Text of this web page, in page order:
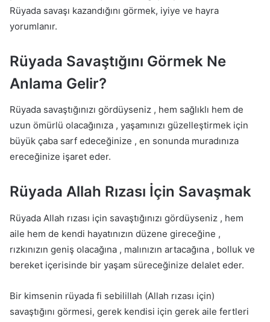
Rüyada savaşı kazandığını görmek, iyiye ve hayra
yorumlanır.
Rüyada Savaştığını Görmek Ne
Anlama Gelir?
Rüyada savaştığınızı gördüyseniz , hem sağlıklı hem de
uzun ömürlü olacağınıza , yaşamınızı güzelleştirmek için
büyük çaba sarf edeceğinize , en sonunda muradınıza
ereceğinize işaret eder.
Rüyada Allah Rızası İçin Savaşmak
Rüyada Allah rızası için savaştığınızı gördüyseniz , hem
aile hem de kendi hayatınızın düzene gireceğine ,
rızkınızın geniş olacağına , malınızın artacağına , bolluk ve
bereket içerisinde bir yaşam süreceğinize delalet eder.
Bir kimsenin rüyada fi sebilillah (Allah rızası için)
savaştığını görmesi, gerek kendisi için gerek aile fertleri